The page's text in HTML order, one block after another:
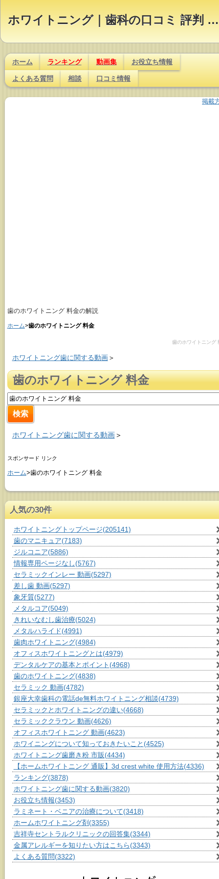
ホワイトニング｜歯科の口コミ 評判 ランキング【Dr.NAVI】
ホーム ランキング 動画集 お役立ち情報
よくある質問 相談 口コミ情報
掲載
歯のホワイトニング 料金の解説
ホーム>歯のホワイトニング 料金
歯のホワイトニング
ホワイトニング歯に関する動画＞
歯のホワイトニング 料金
ホワイトニング歯に関する動画＞
スポンサード リンク
ホーム>歯のホワイトニング 料金
人気の30件
ホワイトニングトップページ(205141)
歯のマニキュア(7183)
ジルコニア(5886)
情報専用ページなし(5767)
セラミックインレー 動画(5297)
差し歯 動画(5297)
象牙質(5277)
メタルコア(5049)
きれいなむし歯治療(5024)
メタルハライド(4991)
歯肉ホワイトニング(4984)
オフィスホワイトニングとは(4979)
デンタルケアの基本とポイント (4968)
歯のホワイトニング(4838)
セラミック 動画(4782)
銀座大幸歯科の電話de無料ホワイトニング相談(4739)
セラミックとホワイトニングの違い(4668)
セラミッククラウン 動画(4626)
オフィスホワイトニング 動画(4623)
ホワイニングについて知っておきたいこと (4525)
ホワイトニング歯磨き粉 市販(4434)
【ホームホワイトニング 通販】3d crest white 使用方法(4336)
ランキング(3878)
ホワイトニング歯に関する動画(3820)
お役立ち情報(3453)
ラミネート・ベニアの治療について(3418)
ホームホワイトニング剤 (3355)
吉祥寺セントラルクリニックの回答集(3344)
金属アレルギーを知りたい方はこちら(3343)
よくある質問(3322)